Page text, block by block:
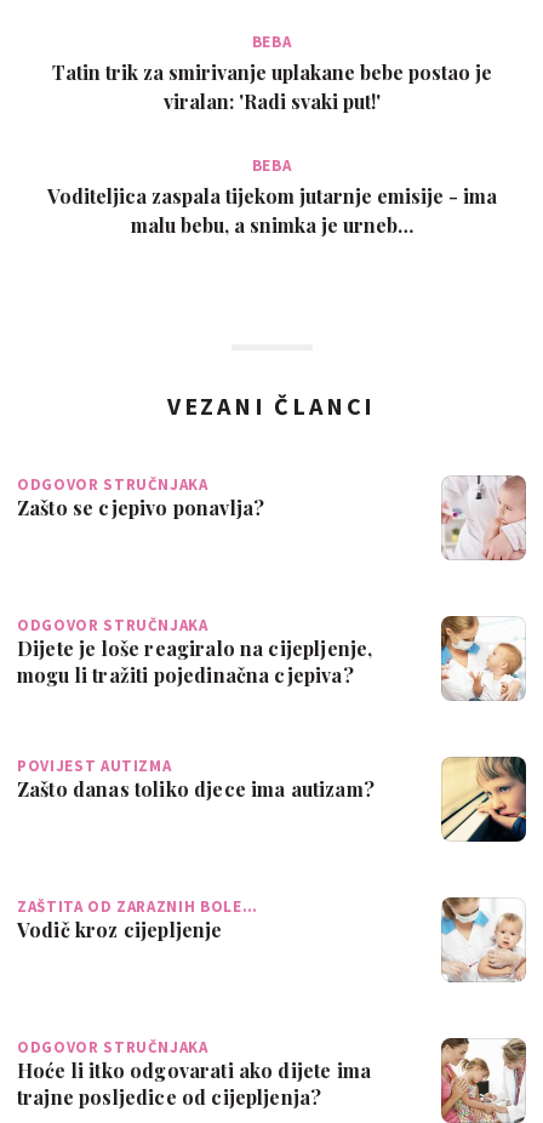
BEBA
Tatin trik za smirivanje uplakane bebe postao je
viralan: 'Radi svaki put!'
BEBA
Voditeljica zaspala tijekom jutarnje emisije - ima
malu bebu, a snimka je urneb…
VEZANI ČLANCI
ODGOVOR STRUČNJAKA
Zašto se cjepivo ponavlja?
ODGOVOR STRUČNJAKA
Dijete je loše reagiralo na cijepljenje,
mogu li tražiti pojedinačna cjepiva?
POVIJEST AUTIZMA
Zašto danas toliko djece ima autizam?
ZAŠTITA OD ZARAZNIH BOLE…
Vodič kroz cijepljenje
ODGOVOR STRUČNJAKA
Hoće li itko odgovarati ako dijete ima
trajne posljedice od cijepljenja?